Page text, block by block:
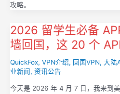
攻略。
2026 留学生必备
墙回国，这 20 个
QuickFox,VPN介绍, 回国VPN,大陆
业新闻,资讯公告
今天是 2026 年 4 月 7 日，我来到